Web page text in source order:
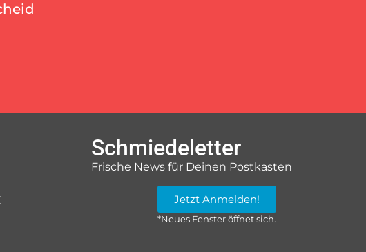
Schmiedeletter
Frische News für Deinen Postkasten
Jetzt Anmelden!
*Neues Fenster öffnet sich.